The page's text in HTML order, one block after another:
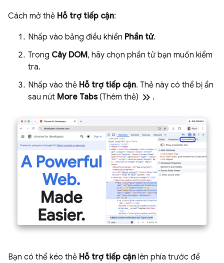
Cách mở thẻ Hỗ trợ tiếp cận:
Nhấp vào bảng điều khiển Phần tử.
Trong Cây DOM, hãy chọn phần tử bạn muốn kiểm
tra.
Nhấp vào thẻ Hỗ trợ tiếp cận. Thẻ này có thể bị ẩn
sau nút More Tabs(Thêm thẻ) keyboard_double_arrow_right .
Bạn có thể kéo thẻ Hỗ trợ tiếp cận lên phía trước để